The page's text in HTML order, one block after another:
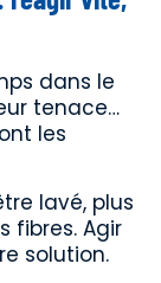
dans le
tenace…
les
lavé, plus
fibres. Agir
solution.